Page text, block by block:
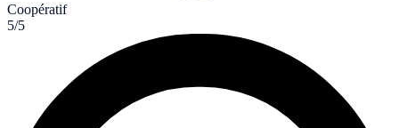
Coopératif
5/5